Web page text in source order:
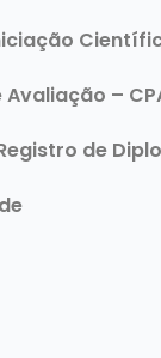
–
de